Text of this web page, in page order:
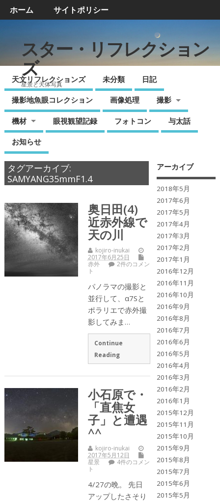
ホーム サイトポリシー
スター・リフレクション
ズ
星景と天体写真
天文リフレクションズ 未分類 日記
撮影地魚眼コレクション 画像処理 撮影
機材 眼視観望記録 フォトコン 与太話
お知らせ
タグアーカイブ:
SAMYANG35mmF1.4
奥日田(4)
近赤外線で
天の川
kojiro-inukai
2017年6月25日
赤外
2件のコメン
ト
パノラマの撮影と
並行して、α7Sと
ポラリエで赤外撮
影してみま…
Continue
Reading
小石原で・
「直焦女
子」と遭遇
^^
kojiro-inukai
2017年5月12日
星景
4件のコメン
ト
4/27の晩。 先日
アップしたさそり
アーカイブ
2018年5月
2017年6月
2017年5月
2017年4月
2017年3月
2017年2月
2017年1月
2016年12月
2016年11月
2016年10月
2016年9月
2016年8月
2016年7月
2016年6月
2016年5月
2016年4月
2016年3月
2016年2月
2016年1月
2015年12月
2015年11月
2015年10月
2015年9月
2015年8月
2015年7月
2015年6月
2015年5月